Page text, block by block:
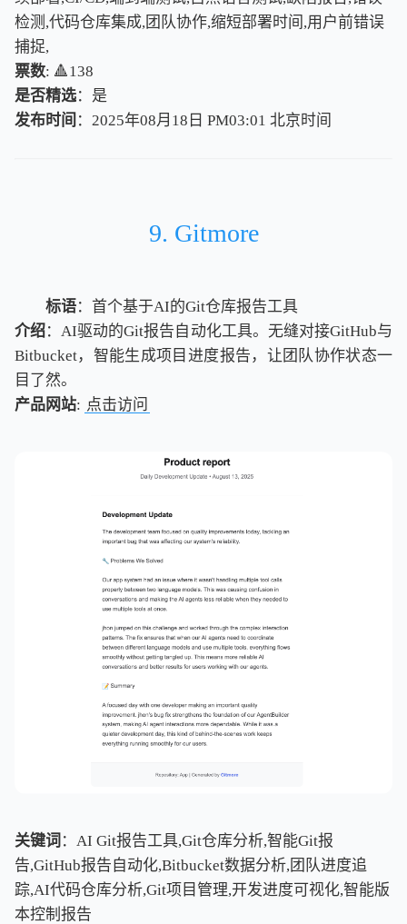
检测,代码仓库集成,团队协作,缩短部署时间,用户前错误
捕捉,
票数: 🔺138
是否精选：是
发布时间 ：2025年08月18日 PM03:01 北京时间
北京时间
9. Gitmore
标语：首个基于AI的Git仓库报告工具
介绍：AI驱动的Git报告自动化工具。无缝对接GitHub与
Bitbucket，智能生成项目进度报告，让团队协作状态一
目了然。
产品网站: 点击访问
关键词 ：AI Git报告工具,Git仓库分析,智能Git报
告,GitHub报告自动化,Bitbucket数据分析,团队进度追
踪,AI代码仓库分析,Git项目管理,开发进度可视化,智能版
本控制报告